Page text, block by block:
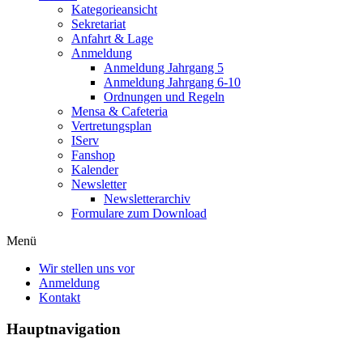
Kategorieansicht
Sekretariat
Anfahrt & Lage
Anmeldung
Anmeldung Jahrgang 5
Anmeldung Jahrgang 6-10
Ordnungen und Regeln
Mensa & Cafeteria
Vertretungsplan
IServ
Fanshop
Kalender
Newsletter
Newsletterarchiv
Formulare zum Download
Menü
Wir stellen uns vor
Anmeldung
Kontakt
Hauptnavigation